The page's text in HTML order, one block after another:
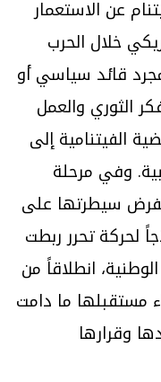
عن الاستعمار
خلال الحرب
قائد سياسي أو
الثوري والعمل
الفيتنامية إلى
وفي مرحلة
تفرض سيطرتها على
لحركة تحرر ربطت
انطلاقاً من
مستقبلها ما دامت
وقرارها